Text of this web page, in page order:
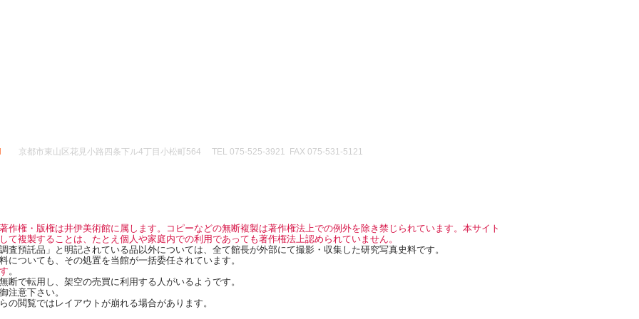
京都市東山区花見小路四条下ル4丁目小松町564 TEL 075-525-3921 FAX 075-531-5121
作権・版権は井伊美術館に属します。コピーなどの無断複製は著作権法上での例外を除き禁じられています。本サイト
て複製することは、たとえ個人や家庭内での利用であっても著作権法上認められていません。
査預託品」と明記されている品以外については、全て館長が外部にて撮影・収集した研究写真史料です。
ついても、その処置を当館が一括委任されています。
。
で転用し、架空の売買に利用する人がいるようです。
意下さい。
閲覧ではレイアウトが崩れる場合があります。